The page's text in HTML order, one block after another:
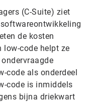
(C-Suite) ziet
de kosten
low-code helpt ze
code als onderdeel
code is inmiddels
bijna driekwart